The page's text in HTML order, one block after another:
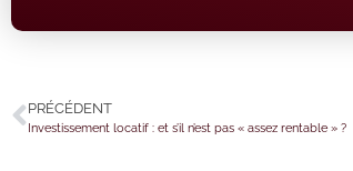
PRÉCÉDENT
Investissement locatif : et s’il n’est pas « assez rentable » ?